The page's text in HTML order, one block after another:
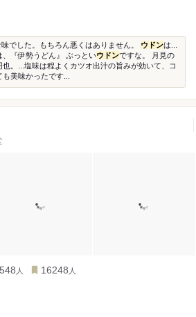
でした。もちろん悪くはありません。 ウドンは...
『伊勢うどん』 ぶっといウドンですな。 月見の
。...塩味は程よくカツオ出汁の旨みが効いて、コ
美味かったです...
548 人 16248 人